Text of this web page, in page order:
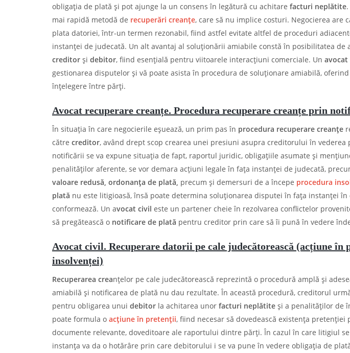
obligația de plată și pot ajunge la un consens în legătură cu achitare facturi neplătite
mai rapidă metodă de recuperări creanțe, care să nu implice costuri. Negocierea are
plata datoriei, într-un termen rezonabil, fiind astfel evitate altfel de proceduri
instanței de judecată. Un alt avantaj al soluționării amiabile constă în posibilitatea de
creditor și debitor, fiind esențială pentru viitoarele interacțiuni comerciale. Un avocat
gestionarea disputelor și vă poate asista în procedura de soluționare amiabilă,
înțelegere între părți.
Avocat recuperare creanțe. Procedura recuperare creanțe prin
În situația în care negocierile eșuează, un prim pas în procedura recuperare creanțe
către creditor, având drept scop crearea unei presiuni asupra creditorului în
notificării se va expune situația de fapt, raportul juridic, obligațiile asumate și
penalităților aferente, se vor demara acțiuni legale în fața instanței de judecată,
valoare redusă, ordonanța de plată, precum și demersuri de a începe procedura
plată nu este litigioasă, însă poate determina soluționarea disputei în fața instanței
conformează. Un avocat civil este un partener cheie în rezolvarea conflictelor
să pregătească o notificare de plată pentru creditor prin care să îi pună în vedere
Avocat civil. Recuperare datorii pe cale judecătorească (acțiune în
insolvenței)
Recuperarea creanțelor pe cale judecătorească reprezintă o procedură amplă și
amiabilă și notificarea de plată nu dau rezultate. În această procedură, creditorul
pentru obligarea unui debitor la achitarea unor facturi neplătite și a penalităților de
poate formula o acțiune în pretenții, fiind necesar să dovedească existența
documente relevante, doveditoare ale raportului dintre părți. În cazul în care litigiul
instanța va da o hotărâre prin care debitorului i se va pune în vedere obligația de